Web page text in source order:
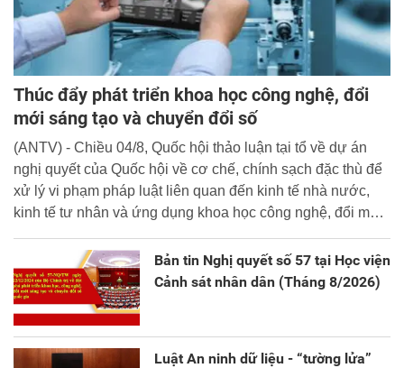
Thúc đẩy phát triển khoa học công nghệ, đổi
mới sáng tạo và chuyển đổi số
(ANTV) - Chiều 04/8, Quốc hội thảo luận tại tổ về dự án
nghị quyết của Quốc hội về cơ chế, chính sạch đặc thù để
xử lý vi phạm pháp luật liên quan đến kinh tế nhà nước,
kinh tế tư nhân và ứng dụng khoa học công nghệ, đổi mới
Bản tin Nghị quyết số 57 tại Học viện
Cảnh sát nhân dân (Tháng 8/2026)
Luật An ninh dữ liệu - “tường lửa”